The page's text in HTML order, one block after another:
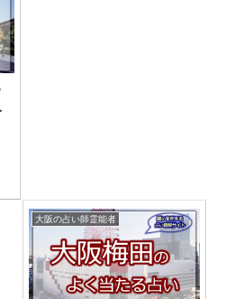
大阪の占い師霊能者